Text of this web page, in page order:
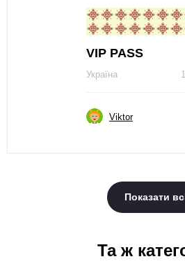
VIP PASS
Україна
Viktor
Показати
Та ж